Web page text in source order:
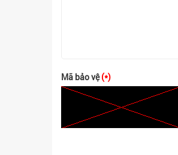
Mã bảo vệ(*)